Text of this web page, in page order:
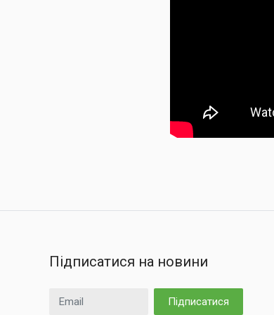
Підписатися на новини
Email Підписатися